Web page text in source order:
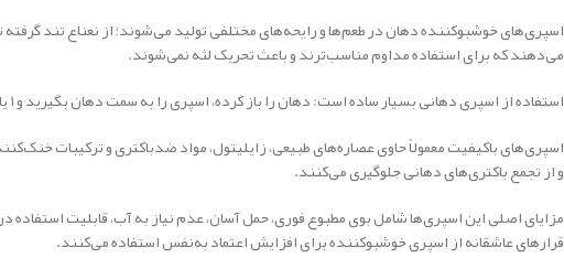
اسپری‌های خوشبوکننده دهان در طعم‌ها و رایحه‌های مختلفی تولید می‌شوند؛ از نعناع تند
می‌دهند که برای استفاده مداوم مناسب‌ترند و باعث تحریک لثه نمی‌شوند.
استفاده از اسپری دهانی بسیار ساده است: دهان را باز کرده، اسپری را به سمت دهان بگیرید و ۱ یا ۲ بار اسپری کنید. بهتر است اسپری مستقیماً به سمت انتهای زبان یا داخل دهان پاشیده شود تا اثر بیشتری داشته باشد.
اسپری‌های باکیفیت معمولاً حاوی عصاره‌های طبیعی، زایلیتول، مواد ضدباکتری و ترکیبات
و از تجمع باکتری‌های دهانی جلوگیری می‌کنند.
مزایای اصلی این اسپری‌ها شامل بوی مطبوع فوری، حمل آسان، عدم نیاز به آب، قابلیت
قرارهای عاشقانه از اسپری خوشبوکننده برای افزایش اعتماد به‌نفس استفاده می‌کنند.